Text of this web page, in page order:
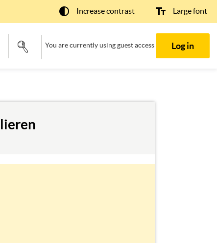
Increase contrast Large font
You are currently using guest access Log in